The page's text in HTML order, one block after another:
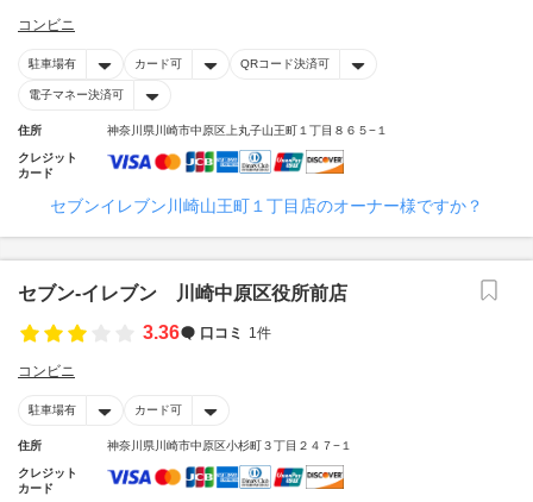
コンビニ
駐車場有 カード可 QRコード決済可
電子マネー決済可
住所 神奈川県川崎市中原区上丸子山王町１丁目８６５−１
クレジット
カード
セブンイレブン川崎山王町１丁目店のオーナー様ですか？
セブン‐イレブン 川崎中原区役所前店
3.36
口コミ 1件
コンビニ
駐車場有 カード可
住所 神奈川県川崎市中原区小杉町３丁目２４７−１
クレジット
カード